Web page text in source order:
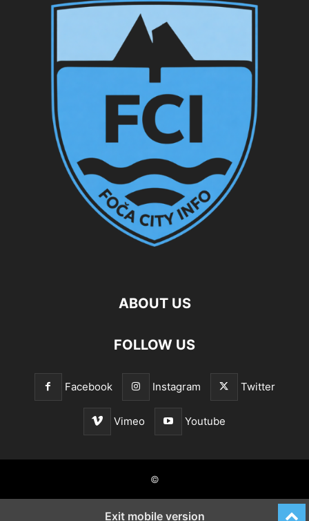
ABOUT US
FOLLOW US
Facebook Instagram Twitter
Vimeo Youtube
©
Exit mobile version